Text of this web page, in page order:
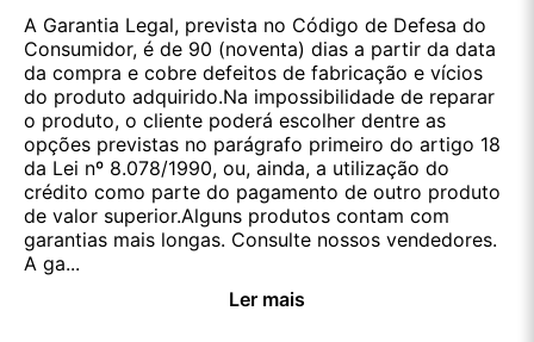
A Garantia Legal, prevista no Código de Defesa do
Consumidor, é de 90 (noventa) dias a partir da data
da compra e cobre defeitos de fabricação e vícios
do produto adquirido.Na impossibilidade de reparar
o produto, o cliente poderá escolher dentre as
opções previstas no parágrafo primeiro do artigo 18
da Lei nº 8.078/1990, ou, ainda, a utilização do
crédito como parte do pagamento de outro produto
de valor superior.Alguns produtos contam com
garantias mais longas. Consulte nossos vendedores.
A ga...
Ler mais